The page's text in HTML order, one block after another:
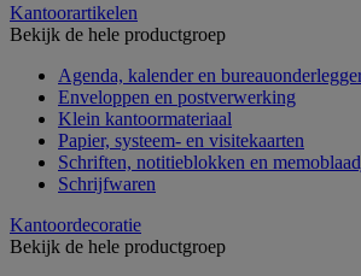
Kantoorartikelen
Bekijk de hele productgroep
Agenda, kalender en
Enveloppen en postverwerking
Klein kantoormateriaal
Papier, systeem- en visitekaarten
Schriften, notitieblokken en
Schrijfwaren
Kantoordecoratie
Bekijk de hele productgroep